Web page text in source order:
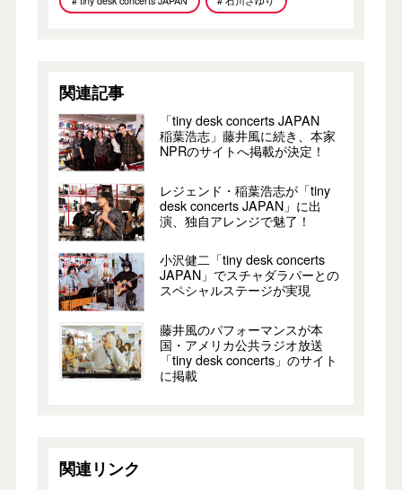
関連記事
「tiny desk concerts JAPAN
稲葉浩志」藤井風に続き、本家
NPRのサイトへ掲載が決定！
レジェンド・稲葉浩志が「tiny
desk concerts JAPAN」に出
演、独自アレンジで魅了！
小沢健二「tiny desk concerts
JAPAN」でスチャダラパーとの
スペシャルステージが実現
藤井風のパフォーマンスが本
国・アメリカ公共ラジオ放送
「tiny desk concerts」のサイト
に掲載
関連リンク